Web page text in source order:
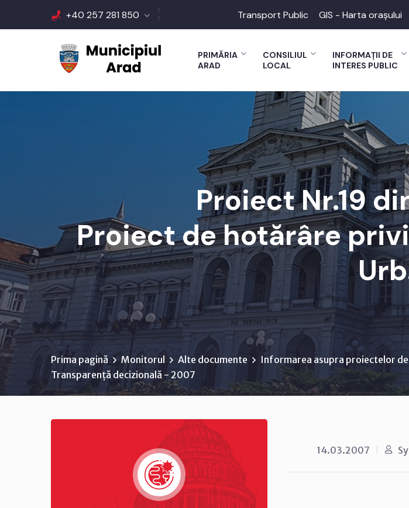
+40 257 281 850 Transport Public GIS - Harta orașului
PRIMĂRIA
ARAD
CONSILIUL
LOCAL
INFORMAȚII DE
INTERES PUBLIC
Proiect Nr.19
Proiect de hotărâre
Prima pagină Monitorul Alte documente
Informarea asupra proiectelor
Transparență decizională - 2007
14.03.2007